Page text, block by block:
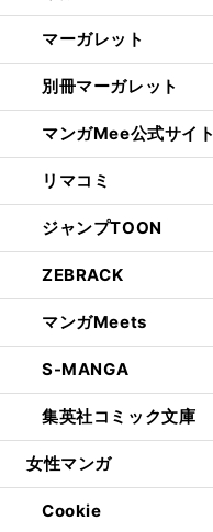
マーガレット
別冊マーガレット
マンガMee公式サイト
リマコミ
ジャンプTOON
ZEBRACK
マンガMeets
S-MANGA
集英社コミック文庫
女性マンガ
Cookie